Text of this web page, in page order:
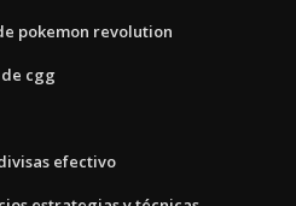
pokemon revolution
cgg
efectivo